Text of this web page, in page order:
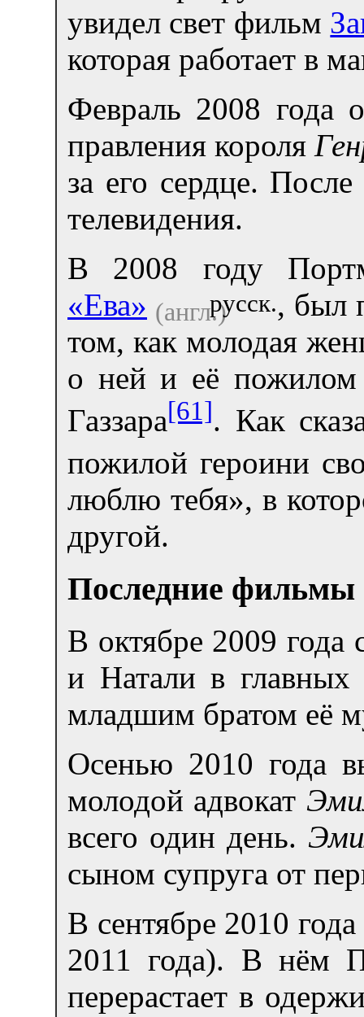
увидел свет фильм
которая работает в
Февраль 2008 года
правления короля
за его сердце.
телевидения.
В 2008 году
«Ева» (англ.)русск., был
том, как молодая
о ней и её пожилом
Газзара[61]. Как
пожилой героини
люблю тебя», в
другой.
Последние фильмы
В октябре 2009 года
и Натали в
младшим братом её
Осенью 2010 года
молодой адвокат
всего один день.
сыном супруга от
В сентябре 2010
2011 года). В нём
перерастает в